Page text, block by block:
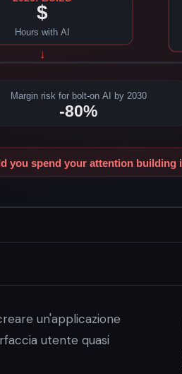
un'applicazione
utente quasi